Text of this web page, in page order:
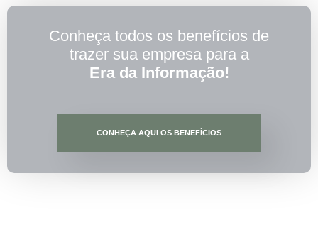
Conheça todos os benefícios de
trazer sua empresa para a
Era da Informação!
CONHEÇA AQUI OS BENEFÍCIOS